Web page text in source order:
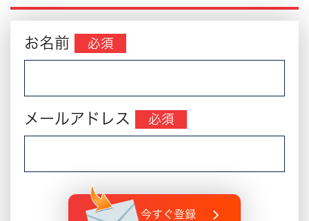
お名前 必須
メールアドレス 必須
今すぐ登録